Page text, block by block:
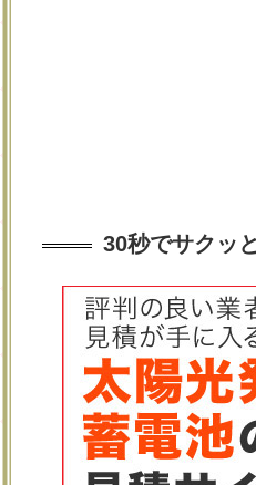
30秒でサクッ